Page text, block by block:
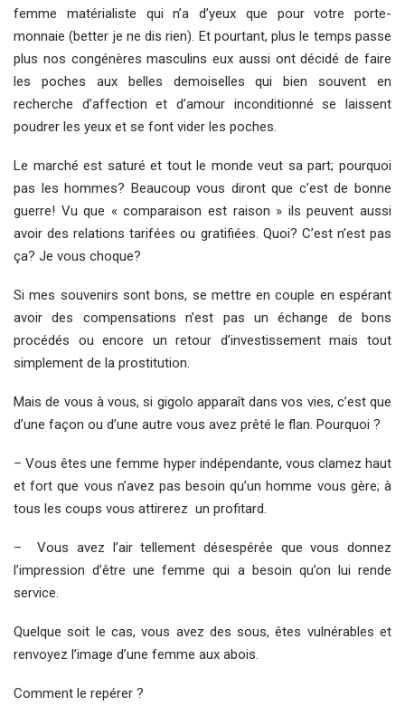
femme matérialiste qui n’a d’yeux que pour votre porte-
monnaie (better je ne dis rien). Et pourtant, plus le temps passe
plus nos congénères masculins eux aussi ont décidé de faire
les poches aux belles demoiselles qui bien souvent en
recherche d’affection et d’amour inconditionné se laissent
poudrer les yeux et se font vider les poches.
Le marché est saturé et tout le monde veut sa part; pourquoi
pas les hommes? Beaucoup vous diront que c’est de bonne
guerre! Vu que « comparaison est raison » ils peuvent aussi
avoir des relations tarifées ou gratifiées. Quoi? C’est n’est pas
ça? Je vous choque?
Si mes souvenirs sont bons, se mettre en couple en espérant
avoir des compensations n’est pas un échange de bons
procédés ou encore un retour d’investissement mais tout
simplement de la prostitution.
Mais de vous à vous, si gigolo apparaît dans vos vies, c’est que
d’une façon ou d’une autre vous avez prêté le flan. Pourquoi ?
– Vous êtes une femme hyper indépendante, vous clamez haut
et fort que vous n’avez pas besoin qu’un homme vous gère; à
tous les coups vous attirerez un profitard.
– Vous avez l’air tellement désespérée que vous donnez
l’impression d’être une femme qui a besoin qu’on lui rende
service.
Quelque soit le cas, vous avez des sous, êtes vulnérables et
renvoyez l’image d’une femme aux abois.
Comment le repérer ?